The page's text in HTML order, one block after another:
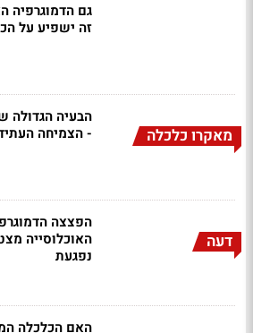
גם הדמוגרפיה
זה ישפיע על
מאקרו כלכלה
הבעיה הגדולה
- הצמיחה
דעה
הפצצה
האוכלוסייה
נפגעת
האם הכלכלה